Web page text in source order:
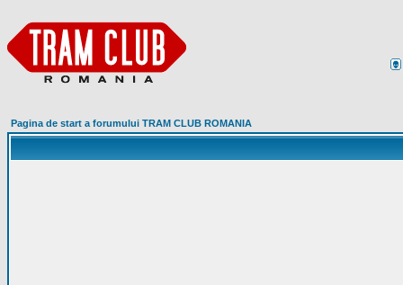
Pagina de start a forumului TRAM CLUB ROMANIA